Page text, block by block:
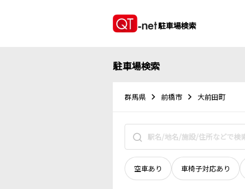
駐車場検索
駐車場検索
群馬県 前橋市 大前田町
空車あり 車椅子対応あり